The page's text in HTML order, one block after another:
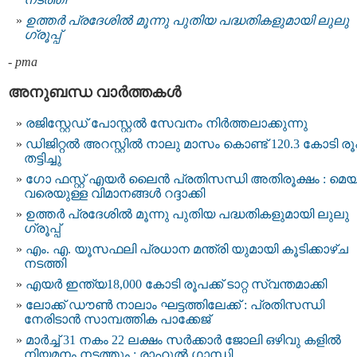
ഉത്തർ പ്രദേശിൽ മൂന്നു പുതിയ പദ്ധതികളുമായി ലുലു
ഗ്രൂപ്പ്
- pma
അനുബന്ധ വാര്‍ത്തകള്‍
രജിസ്റ്റേഡ് പോസ്റ്റല്‍ സേവനം നിര്‍ത്തലാക്കുന്നു
ഡിജിറ്റല്‍ അറസ്റ്റില്‍ നാലു മാസം കൊണ്ട് 120.3 കോടി
തട്ടിച്ചു
ഗോ ഫസ്റ്റ് എയർ ലൈൻ പ്രതിസന്ധി അതിരൂക്ഷം : മെയ്
വരെയുള്ള വിമാനങ്ങൾ റദ്ദാക്കി
ഉത്തർ പ്രദേശിൽ മൂന്നു പുതിയ പദ്ധതികളുമായി ലുലു
ഗ്രൂപ്പ്
എം. എ. യൂസഫലി പ്രധാന മന്ത്രി യുമായി കൂടിക്കാഴ്ച
നടത്തി
എയർ ഇന്ത്യ18,000 കോടി രൂപക്ക് ടാറ്റ സ്വന്തമാക്കി
ലോക്ക് ഡൗണ്‍ നാലാം ഘട്ടത്തിലേക്ക് : പ്രതിസന്ധി
നേരിടാന്‍ സാമ്പത്തിക പാക്കേജ്‌
മാര്‍ച്ച് 31 നകം 22 ലക്ഷം സര്‍ക്കാര്‍ ജോലി ഒഴിവു കളില്‍
നിയമനം നടത്തും : രാഹുല്‍ ഗാന്ധി